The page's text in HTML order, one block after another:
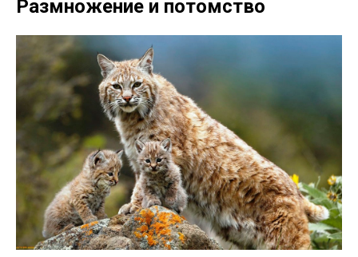
Размножение и потомство